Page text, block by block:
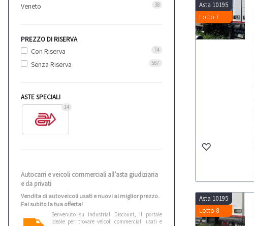
Veneto 38
PREZZO DI RISERVA
Con Riserva 74
Senza Riserva 587
ASTE SPECIALI
14
Autocarri e veicoli commerciali all’asta giudiziaria
e da privati
Vendita di autoveicoli usati e nuovi al miglior prezzo.
Fai subito la tua offerta!
Benvenuto su Industrial Discount, il portale
ideale per trovare veicoli commerciali usati e
Asta 10195
Lotto 7
Asta 10195
Lotto 8